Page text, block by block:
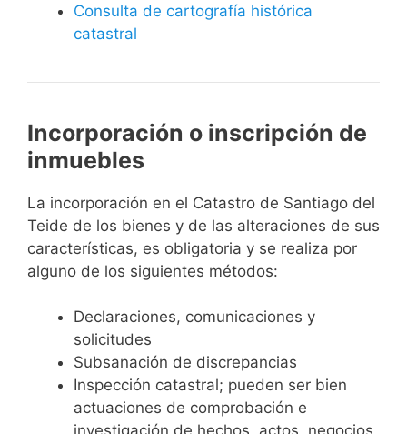
Consulta de cartografía histórica
catastral
Incorporación o inscripción de
inmuebles
La incorporación en el Catastro de Santiago del
Teide de los bienes y de las alteraciones de sus
características, es obligatoria y se realiza por
alguno de los siguientes métodos:
Declaraciones, comunicaciones y
solicitudes
Subsanación de discrepancias
Inspección catastral; pueden ser bien
actuaciones de comprobación e